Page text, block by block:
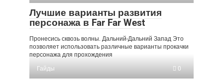
Лучшие варианты развития
персонажа в Far Far West
Пронесись сквозь волны. Дальний-Дальний Запад Это
позволяет использовать различные варианты прокачки
персонажа для прохождения
Гайды
0